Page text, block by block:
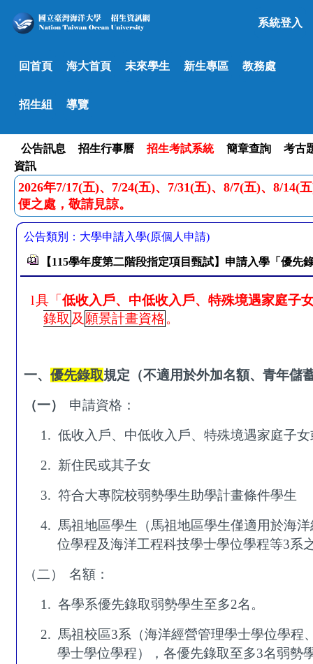
回首頁 海大首頁 未來學生 新生專區 教務處
招生組 導覽
系統登入
公告訊息 招生行事曆 招生考試系統 簡章查詢
考古
資訊
2026年7/17(五)、7/24(五)、7/31(五)、8/7(五)、8/14(
便之處，敬請見諒。
公告類別：大學申請入學(原個人申請)
【115學年度第二階段指定項目甄試】申請入學「優
l具「 低收入戶、中低收入戶、特殊境遇家庭子
錄取 及 願景計畫資格。
一、優先錄取規定（不適用於外加名額、青年儲
（一） 申請資格：
1. 低收入戶、中低收入戶、特殊境遇家庭子
2. 新住民或其子女
3. 符合大專院校弱勢學生助學計畫條件學生
4. 馬祖地區學生（馬祖地區學生僅適用於海
位學程及海洋工程科技學士學位學程等3系
（二） 名額：
1. 各學系優先錄取弱勢學生至多2名。
2. 馬祖校區3系（海洋經營管理學士學位學程
學士學位學程），各優先錄取至多3名弱勢